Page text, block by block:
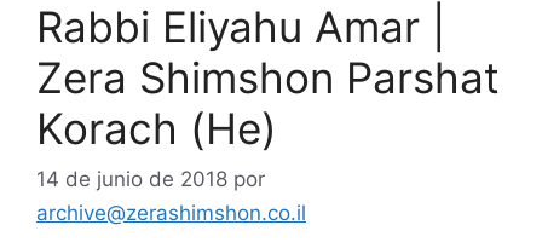
Rabbi Eliyahu Amar |
Zera Shimshon Parshat
Korach (He)
14 de junio de 2018 por
archive@zerashimshon.co.il